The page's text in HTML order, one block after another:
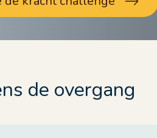
de overgang